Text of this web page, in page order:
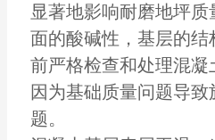
显著地影响耐磨地坪
面的酸碱性，基层的
前严格检查和处理混
因为基础质量问题导
题。